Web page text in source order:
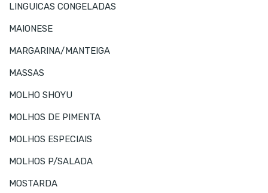
LINGUICAS CONGELADAS
MAIONESE
MARGARINA/MANTEIGA
MASSAS
MOLHO SHOYU
MOLHOS DE PIMENTA
MOLHOS ESPECIAIS
MOLHOS P/SALADA
MOSTARDA